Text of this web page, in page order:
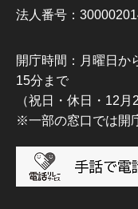
法人番号：
開庁時間：月曜日か
15分まで
（祝日・休日・12月
※一部の窓口では開